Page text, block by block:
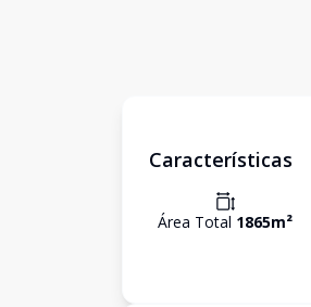
Características
Área Total 1865m²